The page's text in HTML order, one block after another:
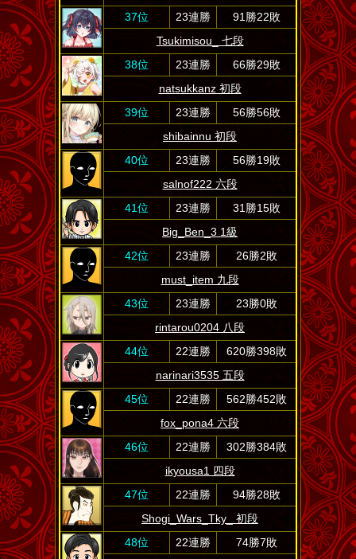
37位
23連勝
91勝22敗
Tsukimisou_ 七段
38位
23連勝
66勝29敗
natsukkanz 初段
39位
23連勝
56勝56敗
shibainnu 初段
40位
23連勝
56勝19敗
salnof222 六段
41位
23連勝
31勝15敗
Big_Ben_3 1級
42位
23連勝
26勝2敗
must_item 九段
43位
23連勝
23勝0敗
rintarou0204 八段
44位
22連勝
620勝398敗
narinari3535 五段
45位
22連勝
562勝452敗
fox_pona4 六段
46位
22連勝
302勝384敗
ikyousa1 四段
47位
22連勝
94勝28敗
Shogi_Wars_Tky_ 初段
48位
22連勝
74勝7敗